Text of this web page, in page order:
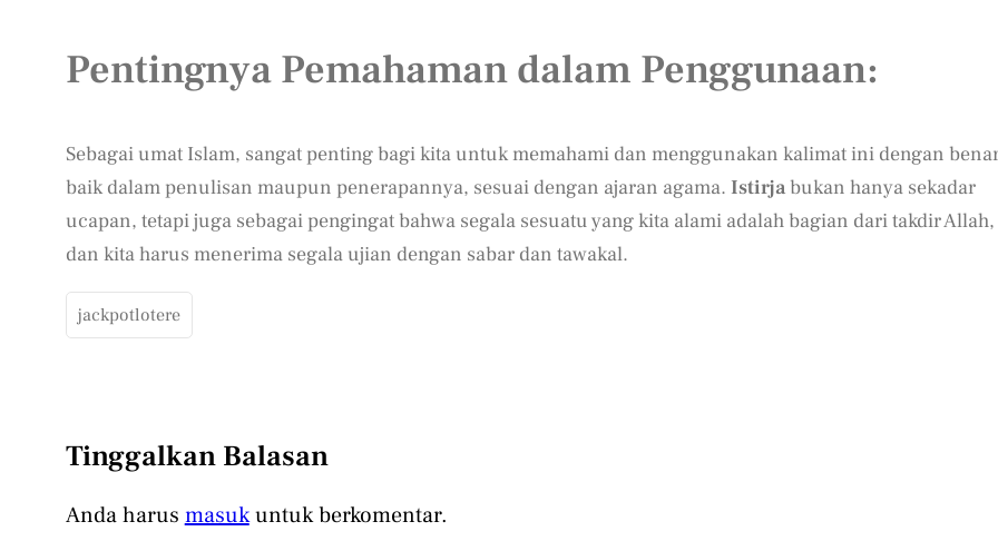
Pentingnya Pemahaman dalam Penggunaan:
Sebagai umat Islam, sangat penting bagi kita untuk memahami dan menggunakan kalimat ini dengan
baik dalam penulisan maupun penerapannya, sesuai dengan ajaran agama. Istirjabukan hanya sekadar
ucapan, tetapi juga sebagai pengingat bahwa segala sesuatu yang kita alami adalah bagian dari takdir Allah,
dan kita harus menerima segala ujian dengan sabar dan tawakal.
jackpotlotere
Tinggalkan Balasan
Anda harusmasukuntuk berkomentar.